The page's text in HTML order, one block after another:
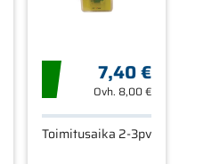
7,40 €
Ovh. 8,00 €
Toimitusaika 2-3pv